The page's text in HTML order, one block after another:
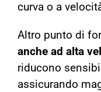
curva o a
Altro punto di
anche ad alta
riducono
assicurando